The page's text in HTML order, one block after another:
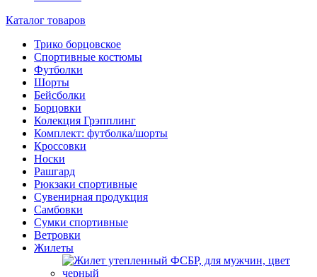
Каталог товаров
Трико борцовское
Спортивные костюмы
Футболки
Шорты
Бейсболки
Борцовки
Колекция Грэпплинг
Комплект: футболка/шорты
Кроссовки
Носки
Рашгард
Рюкзаки спортивные
Сувенирная продукция
Самбовки
Сумки спортивные
Ветровки
Жилеты